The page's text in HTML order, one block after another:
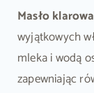
Masło
wyjątkowych
mleka i wodą
zapewniając